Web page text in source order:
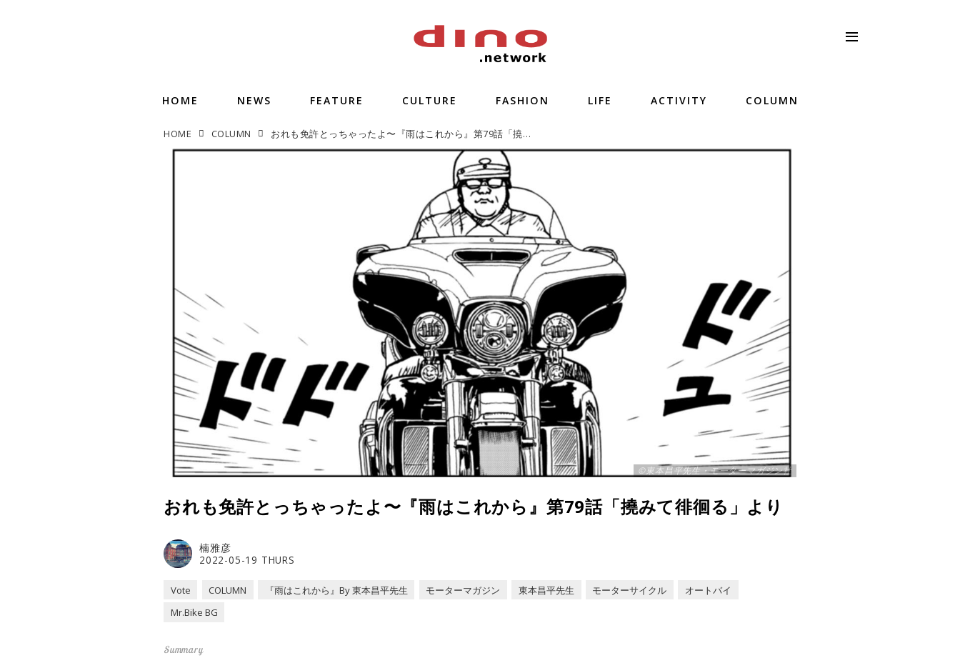
HOME NEWS FEATURE CULTURE FASHION LIFE ACTIVITY COLUMN
HOME COLUMN おれも免許とっちゃったよ〜『雨はこれから』第79話「撓みて徘徊る」より
©️東本昌平先生・モーターマガジン社
おれも免許とっちゃったよ〜『雨はこれから』第79話「撓みて徘徊る」より
2022-05-19 THURS
楠雅彦
Vote COLUMN 『雨はこれから』By 東本昌平先生 モーターマガジン 東本昌平先生 モーターサイクル
オートバイ
Mr.Bike BG